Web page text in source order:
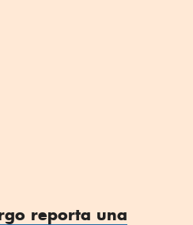
reporta una